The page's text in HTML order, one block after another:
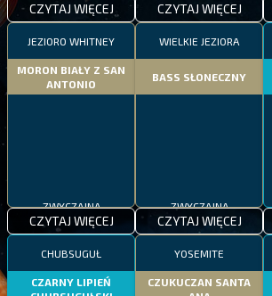
CZYTAJ WIĘCEJ CZYTAJ WIĘCEJ
JEZIORO WHITNEY
MORON BIAŁY Z SAN
ANTONIO
CZYTAJ WIĘCEJ
WIELKIE JEZIORA
BASS SŁONECZNY
CZYTAJ WIĘCEJ
CHUBSUGUŁ
CZARNY LIPIEŃ
YOSEMITE
CZUKUCZAN SANTA